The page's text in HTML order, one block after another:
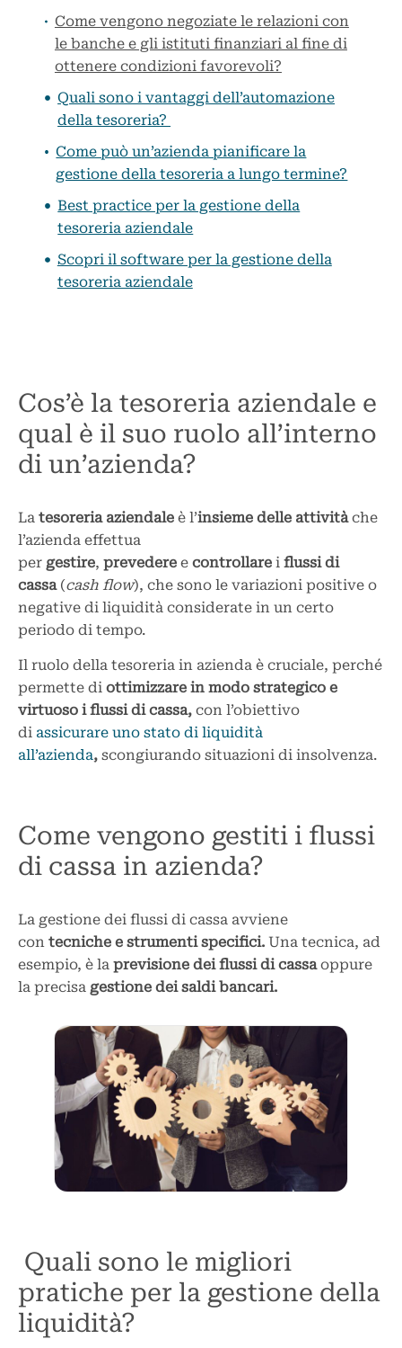
Cos’è la tesoreria aziendale e
qual è il suo ruolo all’interno
di un’azienda?
La tesoreria aziendale è l’insieme delle attivitàche
l’azienda effettua
per gestire, prevedere e controllare i flussi di
cassa(cash flow), che sono le variazioni positive o
negative di liquidità considerate in un certo
periodo di tempo.
Il ruolo della tesoreria in azienda è cruciale, perché
permette di ottimizzare in modo strategico e
virtuoso i flussi di cassa, con l’obiettivo
di assicurare uno stato di liquidità
all’azienda, scongiurando situazioni di insolvenza.
Come vengono gestiti i flussi
di cassa in azienda?
La gestione dei flussi di cassa avviene
con tecniche e strumenti specifici. Una tecnica, ad
esempio, è la previsione dei flussi di cassaoppure
la precisa gestione dei saldi bancari.
Quali sono le migliori
pratiche per la gestione della
liquidità?
Come vengono negoziate le relazioni con
le banche e gli istituti finanziari al fine di
ottenere condizioni favorevoli?
Quali sono i vantaggi dell’automazione
della tesoreria?
Come può un’azienda pianificare la
gestione della tesoreria a lungo termine?
Best practice per la gestione della
tesoreria aziendale
Scopri il software per la gestione della
tesoreria aziendale